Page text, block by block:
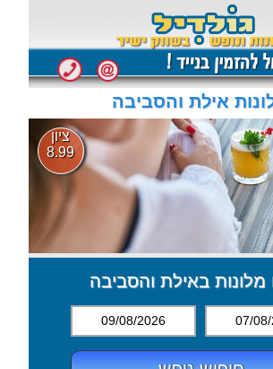
אילת והסביבה
ציון
8.99
באילת והסביבה
09/08/2026 07/